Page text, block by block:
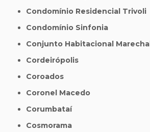
Condomínio Residencial Trivoli
Condomínio Sinfonia
Conjunto Habitacional
Cordeirópolis
Coroados
Coronel Macedo
Corumbataí
Cosmorama